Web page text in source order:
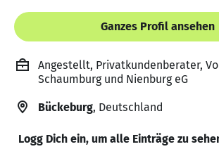
Ganzes Profil ansehen
Angestellt, Privatkundenberater,
Schaumburg und Nienburg eG
Bückeburg, Deutschland
Logg Dich ein, um alle Einträge zu